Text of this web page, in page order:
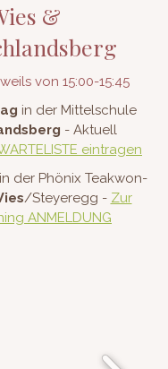
&
von 15:00-15:45
in der Mittelschule
- Aktuell
eintragen
in der Phönix Teakwon-
/Steyeregg - Zur
ANMELDUNG